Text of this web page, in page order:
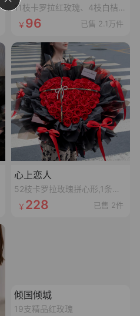
11枝卡罗拉红玫瑰、4枝白桔梗、4枝红豆、尤加利叶
96 已售 2.1万件
心上恋人
52枝卡罗拉玫瑰拼心形,1条十字黑色丝带,1个珍珠蝴蝶结,1张精美卡片(样式随机)
228 已售 2件
倾国倾城
19支精品红玫瑰